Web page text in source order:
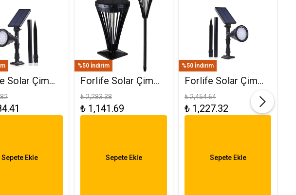
Solar Çim
30W RGB
R
Sepete Ekle
%50 İndirim
Forlife Solar Çim
Ve Set Üstü
Armatür 15W FL-
₺ 2,283.38
₺ 1,141.69
Sepete Ekle
%50 İndirim
Forlife Solar Çim
Saplama 30W Yeşil
FL-3121
₺ 2,454.64
₺ 1,227.32
Sepete Ekle